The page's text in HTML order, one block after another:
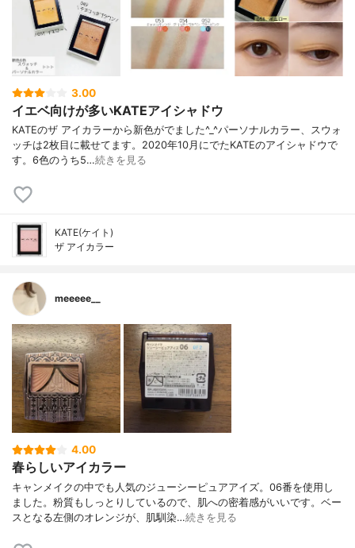
3.00
イエベ向けが多いKATEアイシャドウ
KATEのザ アイカラーから新色がでました^_^パーソナルカラー、スウォ
ッチは2枚目に載せてます。2020年10月にでたKATEのアイシャドウで
す。6色のうち5…続きを見る
KATE(ケイト)
ザ アイカラー
meeeee__
4.00
春らしいアイカラー
キャンメイクの中でも人気のジューシーピュアアイズ。06番を使用し
ました。粉質もしっとりしているので、肌への密着感がいいです。ベー
スとなる左側のオレンジが、肌馴染…続きを見る